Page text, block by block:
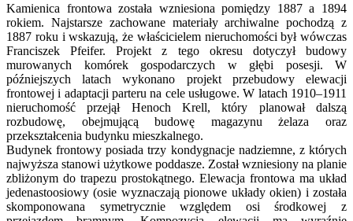
Kamienica frontowa została wzniesiona pomiędzy 1887 a 1894
rokiem. Najstarsze zachowane materiały archiwalne pochodzą z
1887 roku i wskazują, że właścicielem nieruchomości był wówczas
Franciszek Pfeifer. Projekt z tego okresu dotyczył budowy
murowanych komórek gospodarczych w głębi posesji. W
późniejszych latach wykonano projekt przebudowy elewacji
frontowej i adaptacji parteru na cele usługowe. W latach 1910–1911
nieruchomość przejął Henoch Krell, który planował dalszą
rozbudowę, obejmującą budowę magazynu żelaza oraz
przekształcenia budynku mieszkalnego.
Budynek frontowy posiada trzy kondygnacje nadziemne, z których
najwyższa stanowi użytkowe poddasze. Został wzniesiony na planie
zbliżonym do trapezu prostokątnego. Elewacja frontowa ma układ
jedenastoosiowy (osie wyznaczają pionowe układy okien) i została
skomponowana symetrycznie względem osi środkowej z